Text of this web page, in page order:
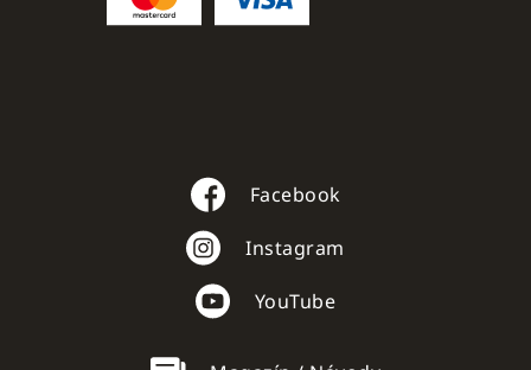
Facebook
Instagram
YouTube